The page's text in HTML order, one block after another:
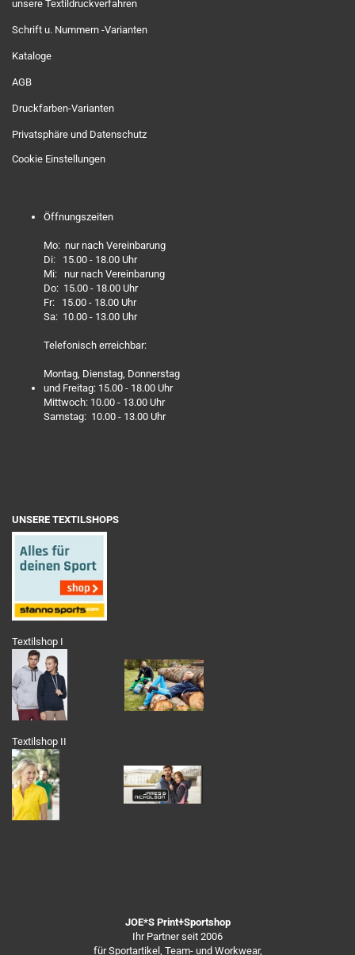
unsere Textildruckverfahren
Schrift u. Nummern -Varianten
Kataloge
AGB
Druckfarben-Varianten
Privatsphäre und Datenschutz
Cookie Einstellungen
Öffnungszeiten
Mo: nur nach Vereinbarung
Di: 15.00 - 18.00 Uhr
Mi: nur nach Vereinbarung
Do: 15.00 - 18.00 Uhr
Fr: 15.00 - 18.00 Uhr
Sa: 10.00 - 13.00 Uhr
Telefonisch erreichbar:
Montag, Dienstag, Donnerstag
und Freitag: 15.00 - 18.00 Uhr
Mittwoch: 10.00 - 13.00 Uhr
Samstag: 10.00 - 13.00 Uhr
UNSERE TEXTILSHOPS
Textilshop I
Textilshop II
JOE*S Print+Sportshop
Ihr Partner seit 2006
für Sportartikel, Team- und Workwear,